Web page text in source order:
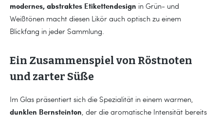
modernes, abstraktes Etikettendesign in Grün- und
Weißtönen macht diesen Likör auch optisch zu einem
Blickfang in jeder Sammlung.
Ein Zusammenspiel von Röstnoten
und zarter Süße
Im Glas präsentiert sich die Spezialität in einem warmen,
dunklen Bernsteinton, der die aromatische Intensität bereits